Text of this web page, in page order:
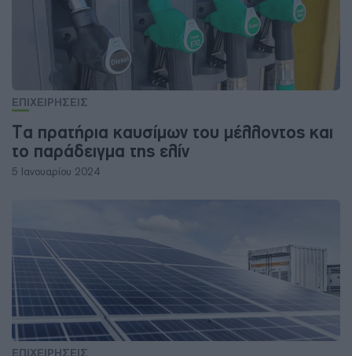
ΕΠΙΧΕΙΡΗΣΕΙΣ
Τα πρατήρια καυσίμων του μέλλοντος και
το παράδειγμα της ελίν
5 Ιανουαρίου 2024
ΕΠΙΧΕΙΡΗΣΕΙΣ